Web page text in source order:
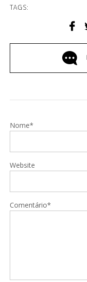
TAGS:
Nome*
Website
Comentário*